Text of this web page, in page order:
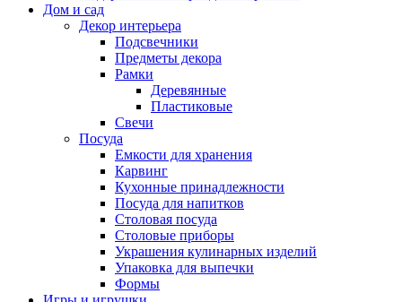
Дом и сад
Декор интерьера
Подсвечники
Предметы декора
Рамки
Деревянные
Пластиковые
Свечи
Посуда
Емкости для хранения
Карвинг
Кухонные принадлежности
Посуда для напитков
Столовая посуда
Столовые приборы
Украшения кулинарных изделий
Упаковка для выпечки
Формы